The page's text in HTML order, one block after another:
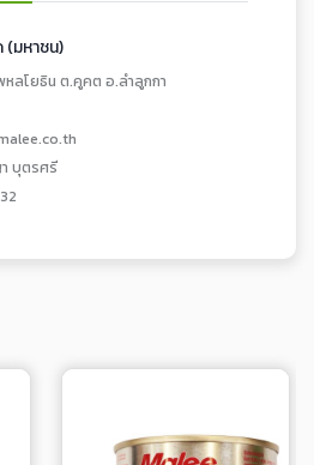
(มหาชน)
หลโยธิน ต.คูคต อ.ลำลูกกา
บุตรศรี